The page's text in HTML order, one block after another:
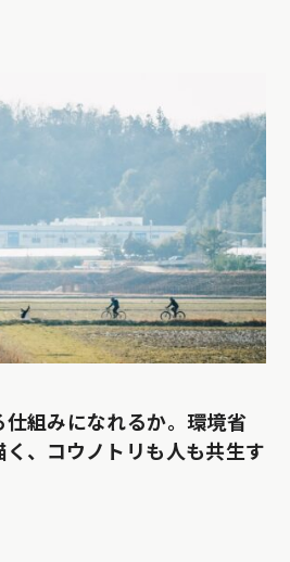
組みになれるか。環境省
、コウノトリも人も共生す